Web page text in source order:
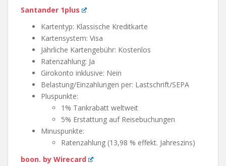
Santander 1plus
Kartentyp: Klassische Kreditkarte
Kartensystem: Visa
Jährliche Kartengebühr: Kostenlos
Ratenzahlung: Ja
Girokonto inklusive: Nein
Belastung/Einzahlungen per: Lastschrift/SEPA
Pluspunkte:
1% Tankrabatt weltweit
5% Erstattung auf Reisebuchungen
Minuspunkte:
Ratenzahlung (13,98 % effekt. Jahreszins)
boon. by Wirecard